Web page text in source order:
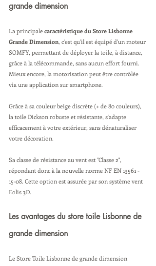
grande dimension
La principale caractéristique du Store Lisbonne
Grande Dimension, c'est qu'il est équipé d'un moteur
SOMFY, permettant de déployer la toile, à distance,
grâce à la télécommande, sans aucun effort fourni.
Mieux encore, la motorisation peut être contrôlée
via une application sur smartphone.
Grâce à sa couleur beige discrète (+ de 80 couleurs),
la toile Dickson robuste et résistante, s'adapte
efficacement à votre extérieur, sans dénaturaliser
votre décoration.
Sa classe de résistance au vent est "Classe 2",
répondant donc à la nouvelle norme NF EN 13561 -
15-08. Cette option est assurée par son système vent
Eolis 3D.
Les avantages du store toile Lisbonne de
grande dimension
Le Store Toile Lisbonne de grande dimension